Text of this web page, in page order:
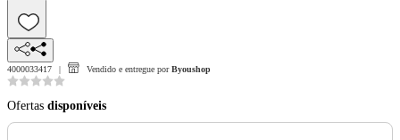
4000033417 Vendido e entregue por Byoushop
Ofertas disponíveis